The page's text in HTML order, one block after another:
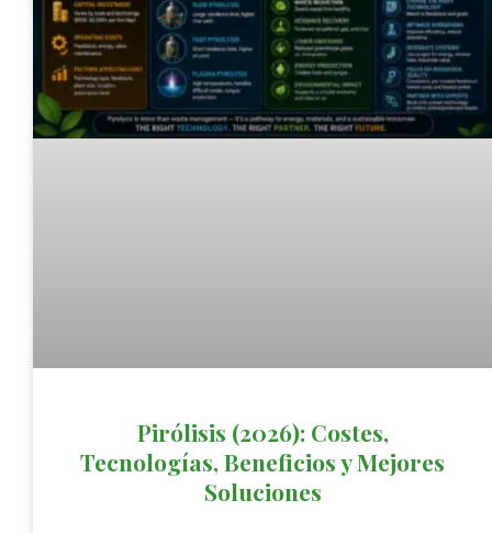
Pirólisis (2026): Costes,
Tecnologías, Beneficios y Mejores
Soluciones